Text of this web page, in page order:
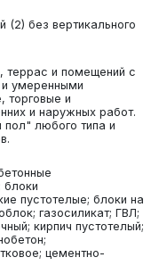
без вертикального
террас и помещений с
умеренными
торговые и
и наружных работ.
любого типа и
блоки
пустотелые; блоки на
газосиликат; ГВЛ;
кирпич пустотелый;
цементно-